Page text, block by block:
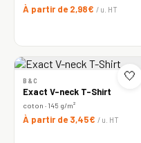
À partir de 2,98€ / u. HT
🤍
B&C
Exact V-neck T-Shirt
coton · 145 g/m²
À partir de 3,45€ / u. HT